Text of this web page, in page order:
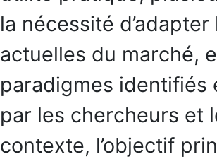
la nécessité
actuelles du marché,
paradigmes identifiés
par les chercheurs et
contexte, l’objectif